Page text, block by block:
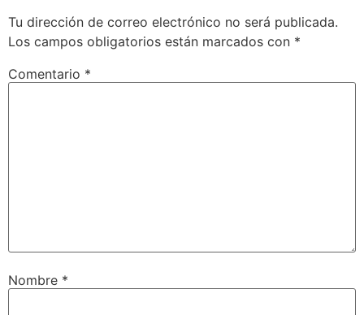
Tu dirección de correo electrónico no será publicada.
Los campos obligatorios están marcados con *
Comentario *
Nombre *